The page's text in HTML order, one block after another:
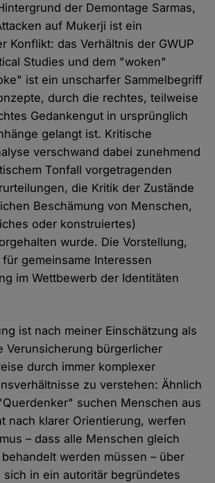
der Demontage Sarmas,
auf Mukerji ist ein
Konflikt: das Verhältnis der GWUP
Studies und dem "woken"
ist ein unscharfer Sammelbegriff
durch die rechtes, teilweise
Gedankengut in ursprünglich
gelangt ist. Kritische
verschwand dabei zunehmend
Tonfall vorgetragenden
die Kritik der Zustände
Beschämung von Menschen,
oder konstruiertes)
wurde. Die Vorstellung,
gemeinsame Interessen
im Wettbewerb der Identitäten
ist nach meiner Einschätzung als
Verunsicherung bürgerlicher
durch immer komplexer
zu verstehen: Ähnlich
suchen Menschen aus
nach klarer Orientierung, werfen
– dass alle Menschen gleich
werden müssen – über
sich in ein autoritär begründetes